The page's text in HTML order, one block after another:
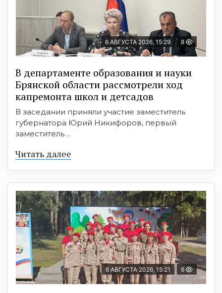
6 АВГУСТА 2026, 15:29 8
В департаменте образования и науки
Брянской области рассмотрели ход
капремонта школ и детсадов
В заседании приняли участие заместитель
губернатора Юрий Никифоров, первый
заместитель ...
Читать далее
6 АВГУСТА 2026, 15:21 6